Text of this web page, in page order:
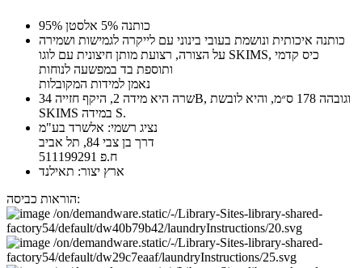
95% כותנה 5% אלסטן
כותנה איכותית ונושמת בעובי בינוני עם לייקרה לגמישות ושמירה
על הצורה, רצועת מותן חיצונית עם לוגו SKIMS, כיס קדמי
ותוספת בד במפשעה לנוחות
נאמן למידות המקובלות
שרה היא מידה 2, היקף חזייה 34B, וגובהה 178 ס״מ, והיא לובשת
SKIMS במידה S.
נציג רשמי: אלשרד בע"מ
דרך בן צבי 84, תל אביב
ח.פ 511199291
ארץ יצור: תאילנד
הוראות כביסה: